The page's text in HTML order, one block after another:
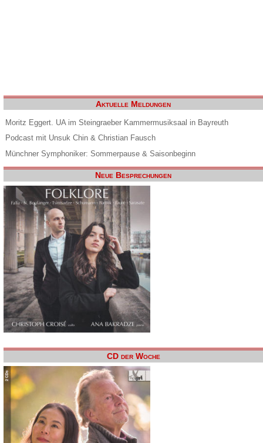
Aktuelle Meldungen
Moritz Eggert. UA im Steingraeber Kammermusiksaal in Bayreuth
Podcast mit Unsuk Chin & Christian Fausch
Münchner Symphoniker: Sommerpause & Saisonbeginn
Neue Besprechungen
CD der Woche